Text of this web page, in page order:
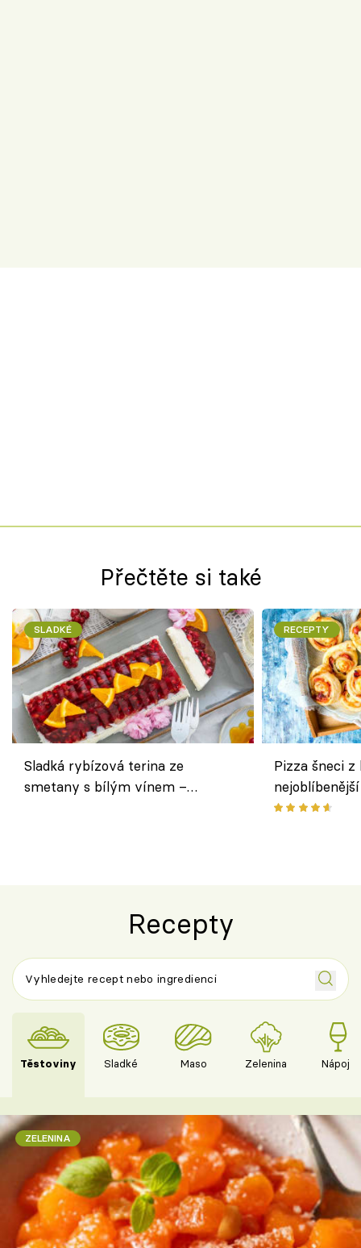
Přečtěte si také
SLADKÉ
Sladká rybízová terina ze
smetany s bílým vínem –
RECEPTY
Pizza šneci
Recepty
Těstoviny Sladké Maso Zelenina Nápoje
ZELENINA